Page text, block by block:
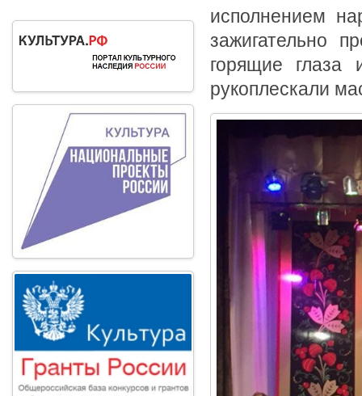
исполнением
зажигательно
горящие глаза
рукоплескали